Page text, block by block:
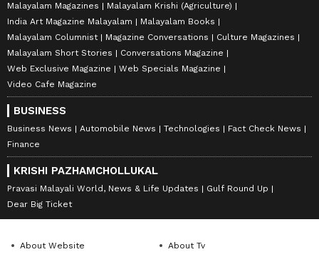
Malayalam Magazines
Malayalam Krishi (Agriculture)
India Art Magazine Malayalam
Malayalam Books
Malayalam Columnist
Magazine Conversations
Culture Magazines
Malayalam Short Stories
Conversations Magazine
Web Exclusive Magazine
Web Specials Magazine
Video Cafe Magazine
BUSINESS
Business News Automobile News Technologies
Fact Check News
Finance
KRISHI PAZHAMCHOLLUKAL
Pravasi Malayali World, News & Life Updates
Gulf Round Up
Dear Big Ticket
About Website About Tv